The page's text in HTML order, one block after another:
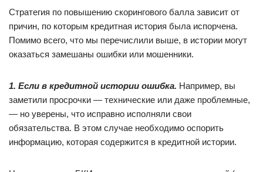
Стратегия по повышению скорингового балла зависит от
причин, по которым кредитная история была испорчена.
Помимо всего, что мы перечислили выше, в истории могут
оказаться замешаны ошибки или мошенники.
1. Если в кредитной истории ошибка. Например, вы
заметили просрочки — технические или даже проблемные,
— но уверены, что исправно исполняли свои
обязательства. В этом случае необходимо оспорить
информацию, которая содержится в кредитной истории.